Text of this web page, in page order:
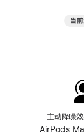
当
主动降噪
AirPods